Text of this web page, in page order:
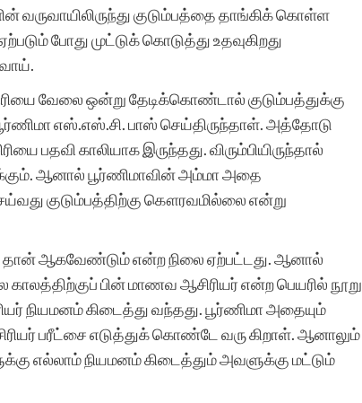
வருவாயிலிருந்து குடும்பத்தை தாங்கிக் கொள்ள
போது முட்டுக் கொடுத்து உதவுகிறது
வேலை ஒன்று தேடிக்கொண்டால் குடும்பத்துக்கு
எஸ்.எஸ்.சி. பாஸ் செய்திருந்தாள். அத்தோடு
பதவி காலியாக இருந்தது. விரும்பியிருந்தால்
ஆனால் பூர்ணிமாவின் அம்மா அதை
குடும்பத்திற்கு கௌரவமில்லை என்று
தான் ஆகவேண்டும் என்ற நிலை ஏற்பட்டது. ஆனால்
பின் மாணவ ஆசிரியர் என்ற பெயரில் நூறு
நியமனம் கிடைத்து வந்தது. பூர்ணிமா அதையும்
பரீட்சை எடுத்துக் கொண்டே வரு கிறாள். ஆனாலும்
எல்லாம் நியமனம் கிடைத்தும் அவளுக்கு மட்டும்